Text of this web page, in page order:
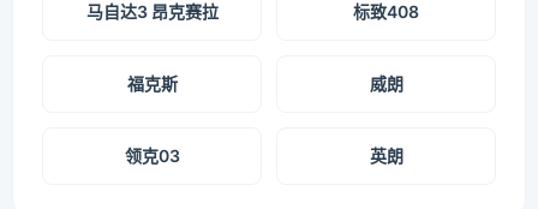
马自达3 昂克赛拉 标致408
福克斯 威朗
领克03 英朗